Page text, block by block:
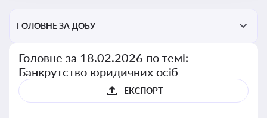
ГОЛОВНЕ ЗА ДОБУ
Головне за 18.02.2026 по темі:
Банкрутство юридичних осіб
ЕКСПОРТ